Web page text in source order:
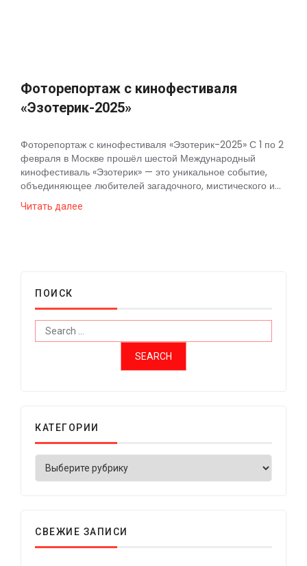
Фоторепортаж с кинофестиваля
«Эзотерик-2025»
Фоторепортаж с кинофестиваля «Эзотерик-2025» С 1 по 2
февраля в Москве прошёл шестой Международный
кинофестиваль «Эзотерик» — это уникальное событие,
объединяющее любителей загадочного, мистического и...
Читать далее
ПОИСК
КАТЕГОРИИ
СВЕЖИЕ ЗАПИСИ